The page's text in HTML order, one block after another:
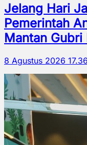
Jelang Hari
Pemerintah
Mantan Gubri
8 Agustus 2026 17.36